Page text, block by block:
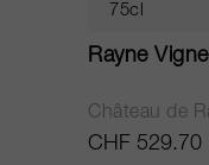
75cl
Rayne
Château de
CHF 529.70